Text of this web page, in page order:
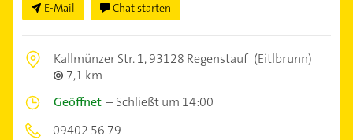
E-Mail Chat starten
Kallmünzer Str. 1,93128 Regenstauf (Eitlbrunn)
7,1 km
Geöffnet –Schließt um 14:00
09402 56 79